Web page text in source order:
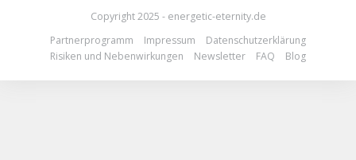
Copyright 2025 - energetic-eternity.de
Partnerprogramm
Impressum
Datenschutzerklärung
Risiken und Nebenwirkungen
Newsletter FAQ Blog